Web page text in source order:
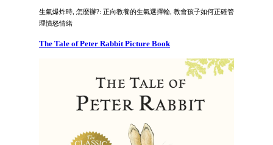
生氣爆炸時, 怎麼辦?: 正向教養的生氣選擇輪, 教會孩子如何正確管
理憤怒情緒
The Tale of Peter Rabbit Picture Book